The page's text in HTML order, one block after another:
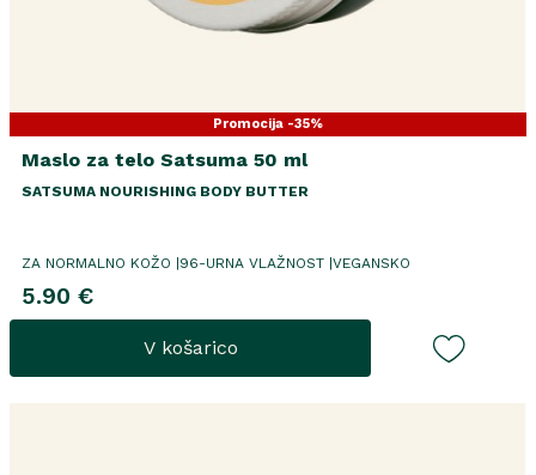
Promocija -35%
Maslo za telo Satsuma 50 ml
SATSUMA NOURISHING BODY BUTTER
ZA NORMALNO KOŽO |96-URNA VLAŽNOST |VEGANSKO
5.90 €
V košarico